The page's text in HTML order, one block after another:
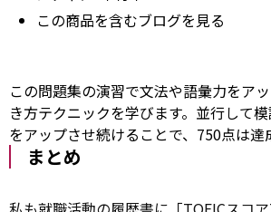
この商品を含むブログを見る
この問題集の演習で文法や語彙力をア
き方テクニックを学びます。並行して
をアップさせ続けることで、750点は達
まとめ